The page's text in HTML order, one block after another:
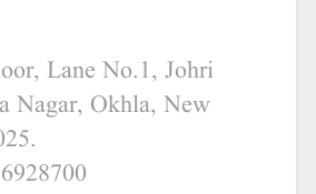
Lane No.1, Johri
Nagar, Okhla, New